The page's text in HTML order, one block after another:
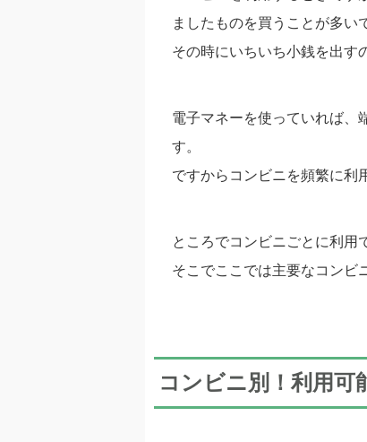
ましたものを買うことが多い
その時にいちいち小銭を出す
電子マネーを使っていれば、
す。
ですからコンビニを頻繁に利
ところでコンビニごとに利用
そこでここでは主要なコンビ
コンビニ別！利用可